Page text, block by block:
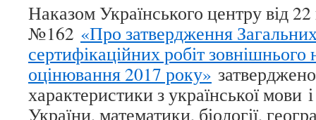
Наказом Українського центру від
№162 «Про затвердження
сертифікаційних робіт зовнішнього
оцінювання 2017 року»
характеристики з української мови і
України, математики, біології,